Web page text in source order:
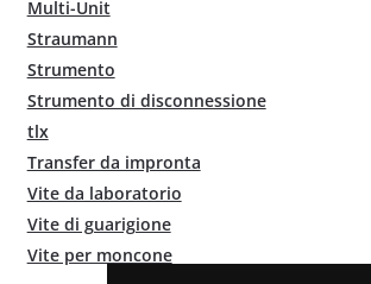
Multi-Unit
Straumann
Strumento
Strumento di disconnessione
tlx
Transfer da impronta
Vite da laboratorio
Vite di guarigione
Vite per moncone